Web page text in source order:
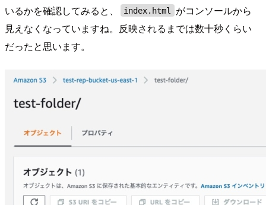
いるかを確認してみると、
index.html
がコンソールから
見えなくなっていますね。反映されるまでは数十秒くらい
だったと思います。